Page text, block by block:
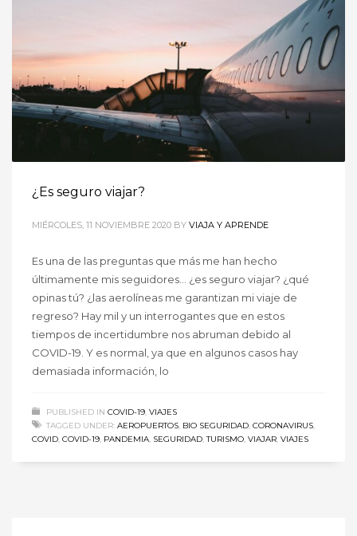
¿Es seguro viajar?
MIÉRCOLES, 11 NOVIEMBRE 2020 BY VIAJA Y APRENDE
Es una de las preguntas que más me han hecho
últimamente mis seguidores… ¿es seguro viajar? ¿qué
opinas tú? ¿las aerolíneas me garantizan mi viaje de
regreso? Hay mil y un interrogantes que en estos
tiempos de incertidumbre nos abruman debido al
COVID-19. Y es normal, ya que en algunos casos hay
demasiada información, lo
PUBLISHED IN COVID-19, VIAJES
TAGGED UNDER: AEROPUERTOS, BIO SEGURIDAD, CORONAVIRUS,
COVID, COVID-19, PANDEMIA, SEGURIDAD,TURISMO, VIAJAR, VIAJES